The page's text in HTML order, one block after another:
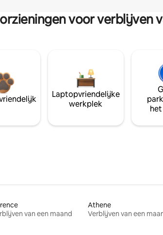
voor verblijven
Laptopvriendelijke
werkplek
van een maand
Athene
Verblijven van een